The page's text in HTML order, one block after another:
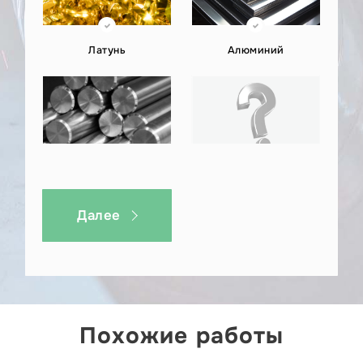
шпинделей или задайте любой вопрос в наш
почту kp@металлэкспресс.рф.
Латунь Алюминий
Далее
Похожие работы